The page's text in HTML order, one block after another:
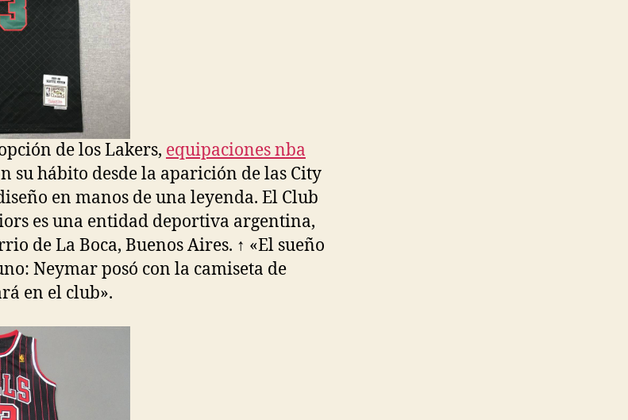
de los Lakers, equipaciones nba
su hábito desde la aparición de las City
en manos de una leyenda. El Club
es una entidad deportiva argentina,
de La Boca, Buenos Aires. ↑ «El sueño
Neymar posó con la camiseta de
en el club».